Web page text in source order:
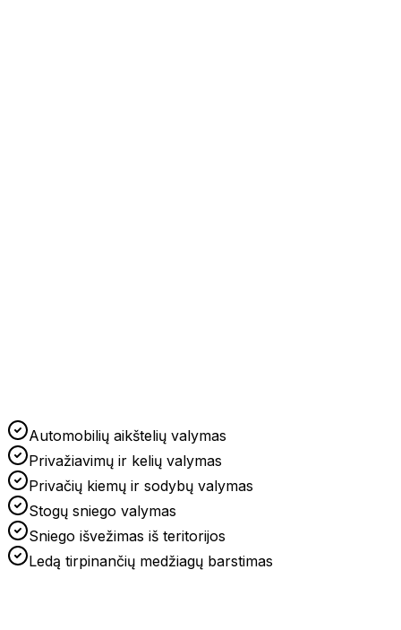
Automobilių aikštelių valymas
Privažiavimų ir kelių valymas
Privačių kiemų ir sodybų valymas
Stogų sniego valymas
Sniego išvežimas iš teritorijos
Ledą tirpinančių medžiagų barstimas